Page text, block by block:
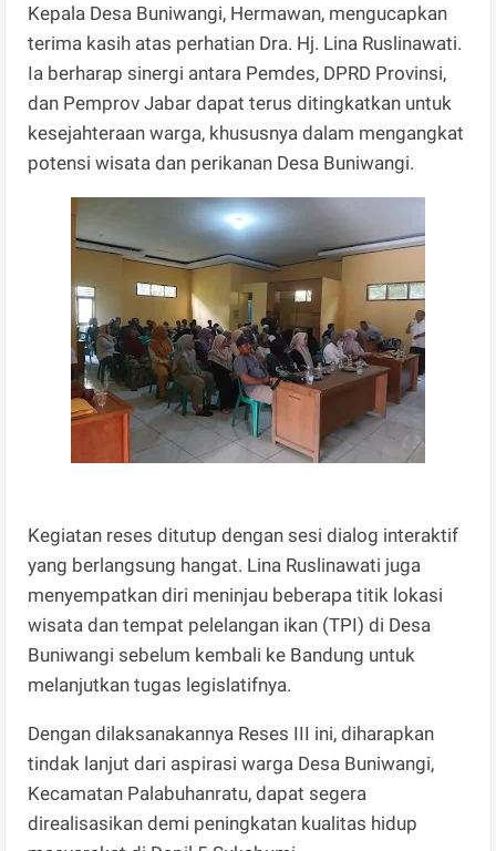
Kepala Desa Buniwangi, Hermawan, mengucapkan
terima kasih atas perhatian Dra. Hj. Lina Ruslinawati.
Ia berharap sinergi antara Pemdes, DPRD Provinsi,
dan Pemprov Jabar dapat terus ditingkatkan untuk
kesejahteraan warga, khususnya dalam mengangkat
potensi wisata dan perikanan Desa Buniwangi.
Kegiatan reses ditutup dengan sesi dialog interaktif
yang berlangsung hangat. Lina Ruslinawati juga
menyempatkan diri meninjau beberapa titik lokasi
wisata dan tempat pelelangan ikan (TPI) di Desa
Buniwangi sebelum kembali ke Bandung untuk
melanjutkan tugas legislatifnya.
Dengan dilaksanakannya Reses III ini, diharapkan
tindak lanjut dari aspirasi warga Desa Buniwangi,
Kecamatan Palabuhanratu, dapat segera
direalisasikan demi peningkatan kualitas hidup